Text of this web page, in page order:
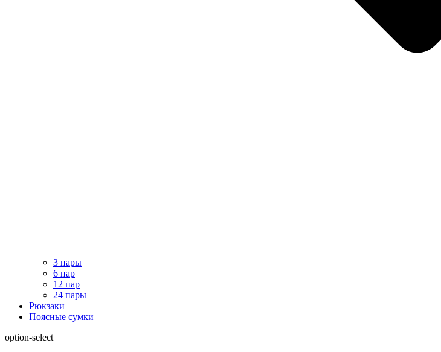
3 пары
6 пар
12 пар
24 пары
Рюкзаки
Поясные сумки
option-select